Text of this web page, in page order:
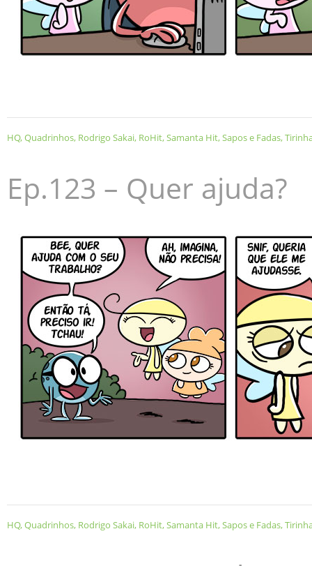
HQ,Quadrinhos, Rodrigo Sakai, RoHit,Samanta Hit,Sapos e Fadas,
Ep.123 – Quer ajuda?
HQ,Quadrinhos, Rodrigo Sakai, RoHit,Samanta Hit,Sapos e Fadas,